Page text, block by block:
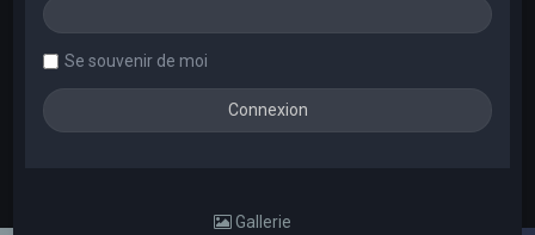
Se souvenir de moi
Gallerie